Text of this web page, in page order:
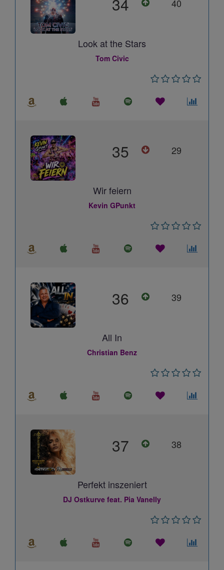
40
Look at the Stars
Tom Civic
35 29
Wir feiern
Kevin GPunkt
36 39
All In
Christian Benz
37 38
Perfekt inszeniert
DJ Ostkurve feat. Pia Vanelly